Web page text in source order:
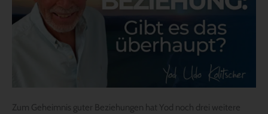
Zum Geheimnis guter Beziehungen hat Yod noch drei weitere
das
überhaupt?